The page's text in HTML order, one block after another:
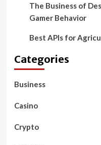
The Business of
Gamer Behavior
Best APIs for
Categories
Business
Casino
Crypto